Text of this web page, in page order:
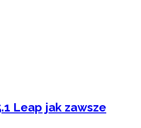
Leap jak zawsze